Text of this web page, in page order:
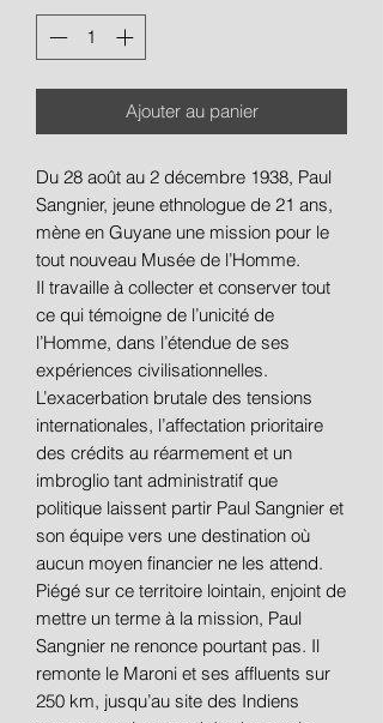
Ajouter au panier
Du 28 août au 2 décembre 1938, Paul
Sangnier, jeune ethnologue de 21 ans,
mène en Guyane une mission pour le
tout nouveau Musée de l’Homme.
Il travaille à collecter et conserver tout
ce qui témoigne de l’unicité de
l’Homme, dans l’étendue de ses
expériences civilisationnelles.
L’exacerbation brutale des tensions
internationales, l’affectation prioritaire
des crédits au réarmement et un
imbroglio tant administratif que
politique laissent partir Paul Sangnier et
son équipe vers une destination où
aucun moyen financier ne les attend.
Piégé sur ce territoire lointain, enjoint de
mettre un terme à la mission, Paul
Sangnier ne renonce pourtant pas. Il
remonte le Maroni et ses affluents sur
250 km, jusqu’au site des Indiens